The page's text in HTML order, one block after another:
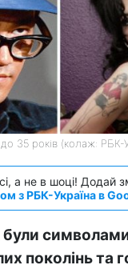
35 років (колаж: РБК-
а не в шоці! Додай
з РБК-Україна в
були
поколінь та